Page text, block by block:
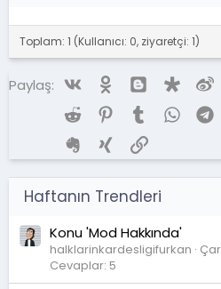
Toplam: 1 (Kullanıcı: 0, ziyaretçi: 1)
Paylaş: Vk Blogger
Reddit Pinterest
Tumblr
Evernote
Xing Link
Haftanın Trendleri
Konu 'Mod Hakkında'
halklarinkardesligifurkan
Cevaplar: 5